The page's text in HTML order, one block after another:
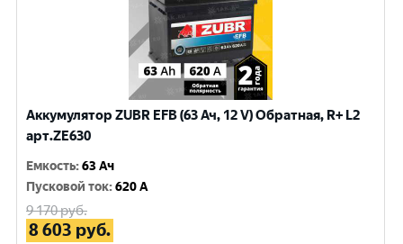
Аккумулятор ZUBR EFB (63 Ач, 12 V) Обратная, R+ L2
арт.ZE630
Емкость:63 Ач
Пусковой ток:620 A
9 170руб.
8 603 руб.